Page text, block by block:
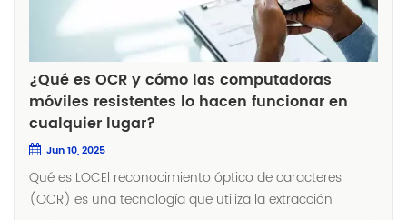
¿Qué es OCR y cómo las computadoras
móviles resistentes lo hacen funcionar en
cualquier lugar?
Jun 10, 2025
Qué es LOCEl reconocimiento óptico de caracteres
(OCR) es una tecnología que utiliza la extracción